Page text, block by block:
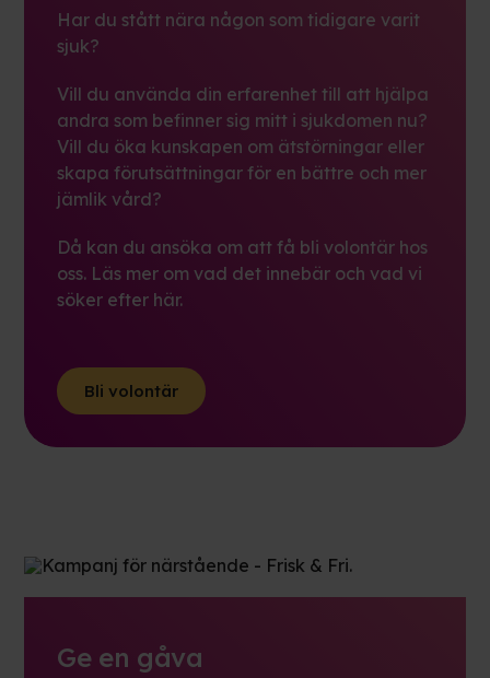
Har du stått nära någon som tidigare varit
sjuk?
Vill du använda din erfarenhet till att hjälpa
andra som befinner sig mitt i sjukdomen nu?
Vill du öka kunskapen om ätstörningar eller
skapa förutsättningar för en bättre och mer
jämlik vård?
Då kan du ansöka om att få bli volontär hos
oss. Läs mer om vad det innebär och vad vi
söker efter här.
Bli volontär
Ge en gåva